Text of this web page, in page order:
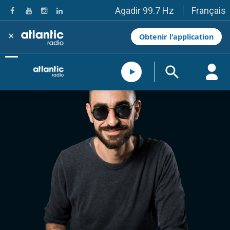
Agadir 99.7 Hz
Tanger 103.3 Hz
Tétouan 87.8 Hz
Fès 98.8 Hz
Meknès 97.2 Hz
El Jadida 97.3
Settat 104,6
Essaouira 96.6
Safi 92.3
Taza 103.0
Taounate 95.6
Tiznit 103.1
SkhourRhamna 92.2
Taroudant 104.9
Guelmim 91.9
Tan-Tan 95.2
Tafraout 104.9
Casablanca 92.5 Hz
Rabat, Salé 106.9 Hz
Marrakech 90.5 Hz
Français
× Obtenir l'application